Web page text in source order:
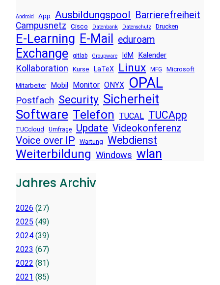
Android App Ausbildungspool Barrierefreiheit
Campusnetz Cisco Datenbank Datenschutz Drucken
E-Learning E-Mail eduroam
Exchange gitlab Groupware IdM Kalender
Kollaboration Kurse LaTeX Linux MFG Microsoft
Mitarbeiter Mobil Monitor ONYX OPAL
Postfach Security Sicherheit
Software Telefon TUCAL TUCApp
TUCcloud Umfrage Update Videokonferenz
Voice over IP Wartung Webdienst
Weiterbildung Windows wlan
Jahres Archiv
2026 (27)
2025 (49)
2024 (39)
2023 (67)
2022 (81)
2021 (85)